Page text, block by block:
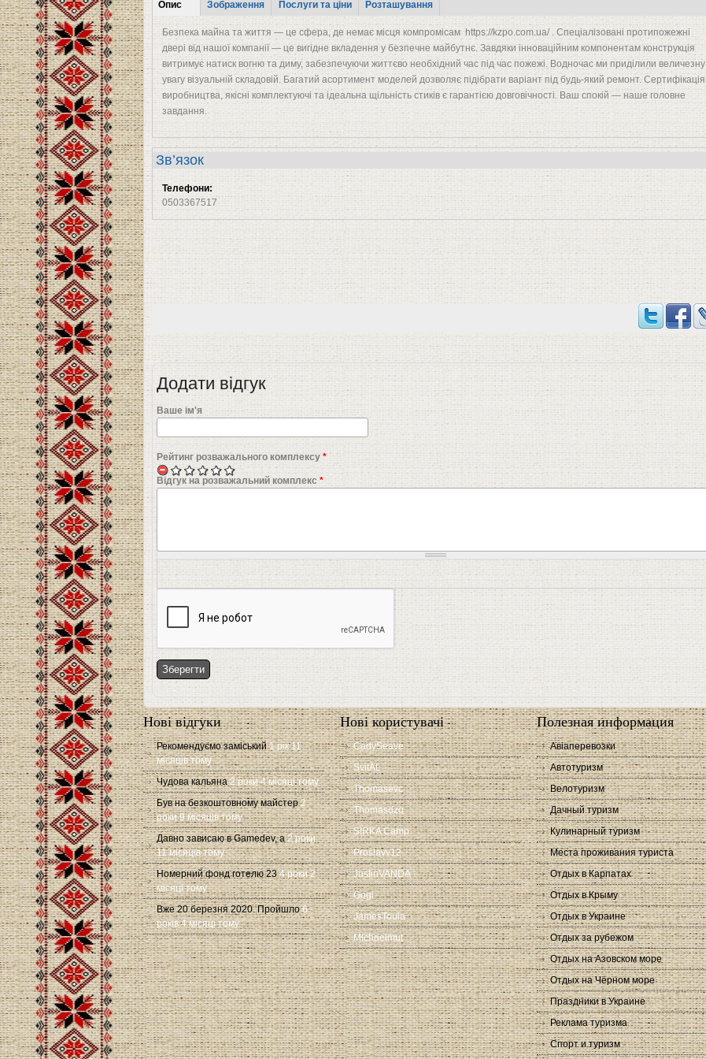
Tabs
Опис
(активна
вкладка)
Зображення Послуги та ціни Розташування
Безпека майна та життя — це сфера, де немає місця компромісам https://kzpo.com.ua/ . Спеціалізовані протипожежні
двері від нашої компанії — це вигідне вкладення у безпечне майбутнє. Завдяки інноваційним компонентам конструкція
витримує натиск вогню та диму, забезпечуючи життєво необхідний час під час пожежі. Водночас ми приділили величезну
увагу візуальній складовій. Багатий асортимент моделей дозволяє підібрати варіант під будь-який ремонт. Сертифікація
виробництва, якісні комплектуючі та ідеальна щільність стиків є гарантією довговічності. Ваш спокій — наше головне
завдання.
Зв’язок
Телефони:
0503367517
Додати відгук
Ваше ім'я
Рейтинг розважального комплексу *
Відгук на розважальний комплекс *
Нові відгуки
Рекомендуємо заміський 1 рік 11
місяців тому
Чудова кальяна 2 роки 4 місяці тому
Був на безкоштовному майстер 2
роки 9 місяців тому
Давно зависаю в Gamedev, а 2 роки
11 місяців тому
Номерний фонд готелю 23 4 роки 2
місяці тому
Вже 20 березня 2020. Пройшло 6
років 4 місяці тому
Нові користувачі
CadySeave
SvitAL
Thomasevc
Thomasdzq
SIRKA Camp
Proslavv12
JustinVANDA
Gogi
JamesToula
Michaelmut
Полезная информация
Авіаперевозки
Автотуризм
Велотуризм
Дачный туризм
Кулинарный туризм
Места проживания туриста
Отдых в Карпатах
Отдых в Крыму
Отдых в Украине
Отдых за рубежом
Отдых на Азовском море
Отдых на Чёрном море
Праздники в Украине
Реклама туризма
Спорт и туризм